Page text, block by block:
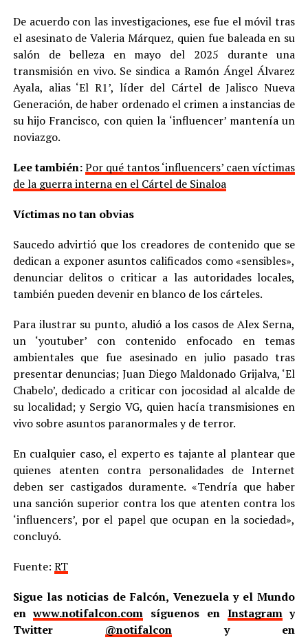
De acuerdo con las investigaciones, ese fue el móvil tras
el asesinato de Valeria Márquez, quien fue baleada en su
salón de belleza en mayo del 2025 durante una
transmisión en vivo. Se sindica a Ramón Ángel Álvarez
Ayala, alias ‘El R1’, líder del Cártel de Jalisco Nueva
Generación, de haber ordenado el crimen a instancias de
su hijo Francisco, con quien la ‘influencer’ mantenía un
noviazgo.
Lee también:Por qué tantos ‘influencers’ caen víctimas
de la guerra interna en el Cártel de Sinaloa
Víctimas no tan obvias
Saucedo advirtió que los creadores de contenido que se
dedican a exponer asuntos calificados como «sensibles»,
denunciar delitos o criticar a las autoridades locales,
también pueden devenir en blanco de los cárteles.
Para ilustrar su punto, aludió a los casos de Alex Serna,
un ‘youtuber’ con contenido enfocado en temas
ambientales que fue asesinado en julio pasado tras
presentar denuncias; Juan Diego Maldonado Grijalva, ‘El
Chabelo’, dedicado a criticar con jocosidad al alcalde de
su localidad; y Sergio VG, quien hacía transmisiones en
vivo sobre asuntos paranormales y de terror.
En cualquier caso, el experto es tajante al plantear que
quienes atenten contra personalidades de Internet
deben ser castigados duramente. «Tendría que haber
una sanción superior contra los que atenten contra los
‘influencers’, por el papel que ocupan en la sociedad»,
concluyó.
Fuente: RT
Sigue las noticias de Falcón, Venezuela y el Mundo
enwww.notifalcon.com síguenos en Instagramy
Twitter @notifalcony en